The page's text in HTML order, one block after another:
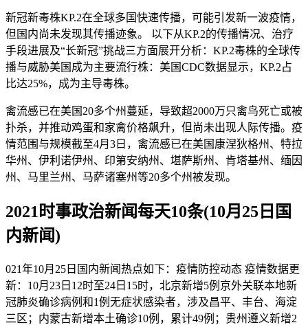
新冠新毒株KP.2在全球多国快速传播，可能引发新一波疫情，
但国内尚未发现其传播迹象。 以下从KP.2的传播情况、治疗
手段进展及“长新冠”挑战三方面展开分析：KP.2毒株的全球传
播与威胁美国成为主要流行株：美国CDC数据显示，KP.2占
比达25%，成为主导毒株。
禽流感已在美国20多个州蔓延，导致超2000万只禽鸟死亡或被
扑杀，并推动鸡蛋和家禽价格飙升，但尚未出现人际传播。疫
情范围与规模截至4月3日，禽流感已在美国康涅狄格州、特拉
华州、伊利诺伊州、印第安纳州、堪萨斯州、肯塔基州、缅因
州、马里兰州、马萨诸塞州等20多个州被发现。
2021时事政治新闻每天10条(10月25日国
内新闻)
021年10月25日国内新闻热点如下：疫情防控动态 疫情数据更
新：10月23日12时至24日15时，北京新增5例京外关联本地新
冠肺炎确诊病例和1例无症状感染者，涉及昌平、丰台、海淀
三区；内蒙古新增本土确诊10例，累计49例；贵州遵义新增2